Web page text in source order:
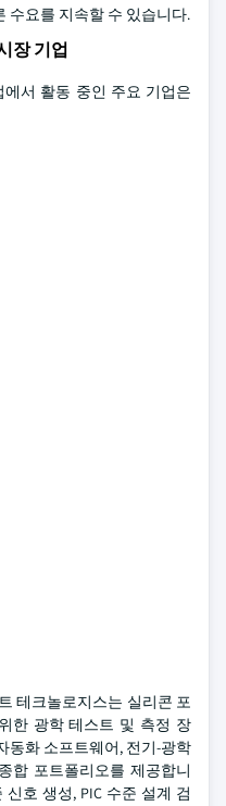
수요를 지속할 수 있습니다.
장 기업
서 활동 중인 주요 기업은
테크놀로지스는 실리콘 포
한 광학 테스트 및 측정 장
동화 소프트웨어, 전기-광학
합 포트폴리오를 제공합니
호 생성, PIC 수준 설계 검